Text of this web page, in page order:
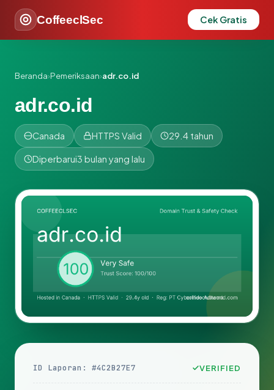
CoffeeclSec Cek Gratis
Beranda›Pemeriksaan›adr.co.id
adr.co.id
Canada HTTPS Valid 29.4 tahun
Diperbarui3 bulan yang lalu
ID Laporan: #4C2B27E7 VERIFIED